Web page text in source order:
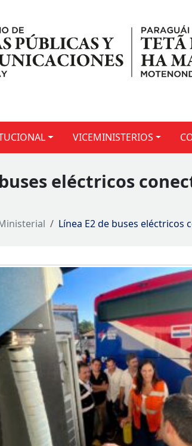
VICEMINISTERIOS
eléctricos
Línea E2 de buses eléctricos